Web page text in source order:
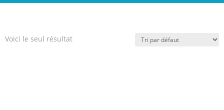
Voici le seul résultat